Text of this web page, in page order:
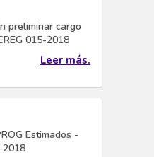
preliminar cargo
015-2018
Leer más.
Estimados -
2018